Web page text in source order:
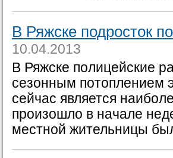
В Ряжске подросток
10.04.2013
В Ряжске полицейские
сезонным потоплением
сейчас является
произошло в начале
местной жительницы